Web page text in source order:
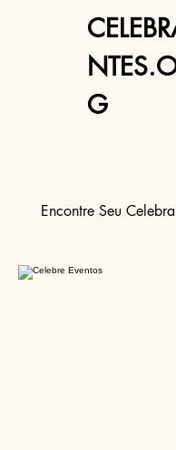
Encontre Seu
G